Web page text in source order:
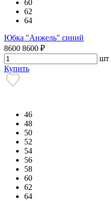
60
62
64
Юбка "Анжель" синий
8600 8600 ₽
шт
Купить
46
48
50
52
54
56
58
60
62
64